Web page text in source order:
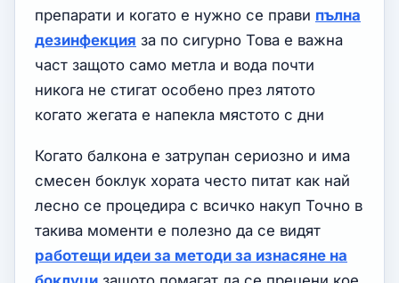
препарати и когато е нужно се прави пълна
дезинфекция за по сигурно Това е важна
част защото само метла и вода почти
никога не стигат особено през лятото
когато жегата е напекла мястото с дни
Когато балкона е затрупан сериозно и има
смесен боклук хората често питат как най
лесно се процедира с всичко накуп Точно в
такива моменти е полезно да се видят
работещи идеи за методи за изнасяне на